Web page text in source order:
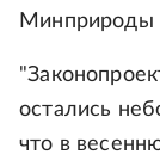
Минприроды
остались
что в